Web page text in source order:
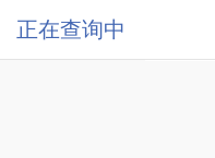
正在查询中